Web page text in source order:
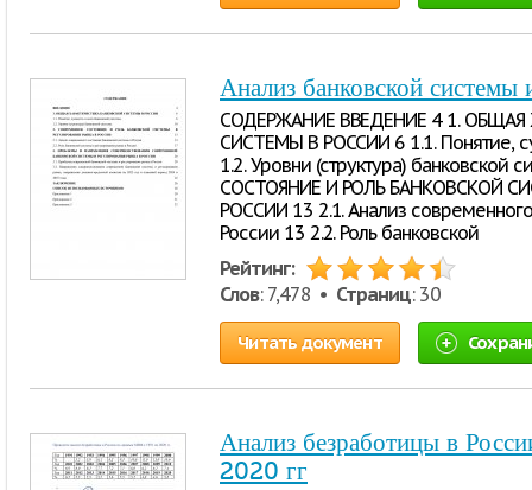
Анализ банковской системы
СОДЕРЖАНИЕ ВВЕДЕНИЕ 4 1.
СИСТЕМЫ В РОССИИ 6 1.1. Понятие,
1.2. Уровни (структура)
СОСТОЯНИЕ И РОЛЬ БАНКОВСКОЙ
РОССИИ 13 2.1. Анализ
России 13 2.2. Роль банковской
Рейтинг:
Слов: 7,478 • Страниц: 30
Читать документ
Анализ безработицы в
2020 гг